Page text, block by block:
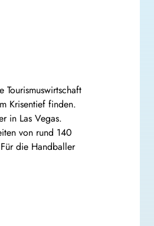
Krisentief finden.
in Las Vegas.
von rund 140
die Handballer